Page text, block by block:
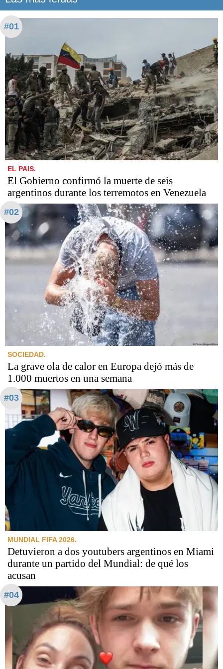
#01
EL PAIS.
El Gobierno confirmó la muerte de seis
argentinos durante los terremotos en Venezuela
#02
SOCIEDAD.
La grave ola de calor en Europa dejó más de
1.000 muertos en una semana
#03
MUNDIAL FIFA 2026.
Detuvieron a dos youtubers argentinos en Miami
durante un partido del Mundial: de qué los
acusan
#04